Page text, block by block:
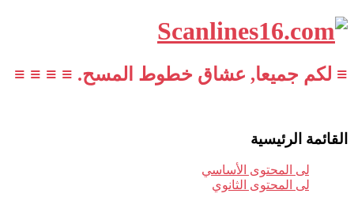
≡ لكم جميعا, عشاق خطوط المسح. ≡ ≡ ≡ ≡
القائمة الرئيسية
تخطي إلى المحتوى الأساسي
تخطي إلى المحتوى الثانوي